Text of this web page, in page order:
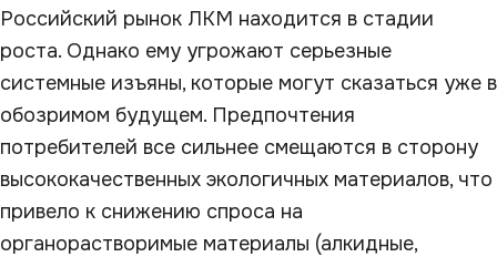
Российский рынок ЛКМ находится в стадии
роста. Однако ему угрожают серьезные
системные изъяны, которые могут сказаться уже в
обозримом будущем. Предпочтения
потребителей все сильнее смещаются в сторону
высококачественных экологичных материалов, что
привело к снижению спроса на
органорастворимые материалы (алкидные,